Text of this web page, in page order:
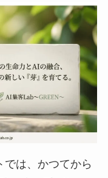
は、かつてから